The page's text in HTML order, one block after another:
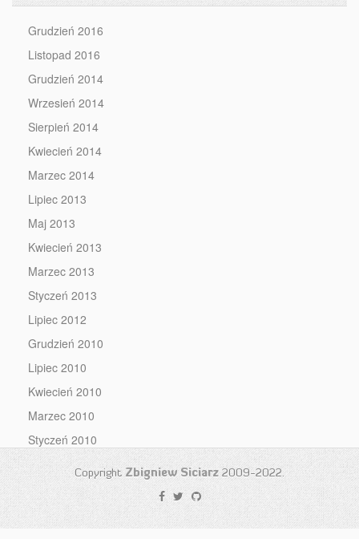
Grudzień 2016
Listopad 2016
Grudzień 2014
Wrzesień 2014
Sierpień 2014
Kwiecień 2014
Marzec 2014
Lipiec 2013
Maj 2013
Kwiecień 2013
Marzec 2013
Styczeń 2013
Lipiec 2012
Grudzień 2010
Lipiec 2010
Kwiecień 2010
Marzec 2010
Styczeń 2010
Copyright Zbigniew Siciarz 2009-2022.